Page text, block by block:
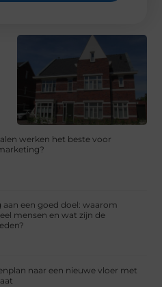
werken het beste voor
aan een goed doel: waarom
mensen en wat zijn de
naar een nieuwe vloer met